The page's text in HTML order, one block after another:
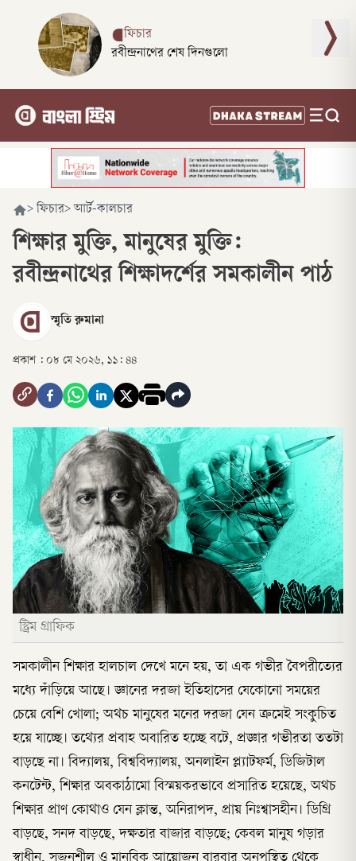
ফিচার
রবীন্দ্রনাথের শেষ দিনগুলো
> ফিচার> আর্ট-কালচার
শিক্ষার মুক্তি, মানুষের মুক্তি:
রবীন্দ্রনাথের শিক্ষাদর্শের সমকালীন পাঠ
স্মৃতি রুমানা
প্রকাশ : ০৮ মে ২০২৬, ১১: ৪৪
স্ট্রিম গ্রাফিক
সমকালীন শিক্ষার হালচাল দেখে মনে হয়, তা এক গভীর বৈপরীত্যের
মধ্যে দাঁড়িয়ে আছে। জ্ঞানের দরজা ইতিহাসের যেকোনো সময়ের
চেয়ে বেশি খোলা; অথচ মানুষের মনের দরজা যেন ক্রমেই সংকুচিত
হয়ে যাচ্ছে। তথ্যের প্রবাহ অবারিত হচ্ছে বটে, প্রজ্ঞার গভীরতা ততটা
বাড়ছে না। বিদ্যালয়, বিশ্ববিদ্যালয়, অনলাইন প্ল্যাটফর্ম, ডিজিটাল
কনটেন্ট, শিক্ষার অবকাঠামো বিস্ময়করভাবে প্রসারিত হয়েছে, অথচ
শিক্ষার প্রাণ কোথাও যেন ক্লান্ত, অনিরাপদ, প্রায় নিঃশ্বাসহীন। ডিগ্রি
বাড়ছে, সনদ বাড়ছে, দক্ষতার বাজার বাড়ছে; কেবল মানুষ গড়ার